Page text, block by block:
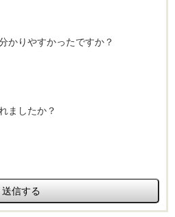
かりやすかったですか？
ましたか？